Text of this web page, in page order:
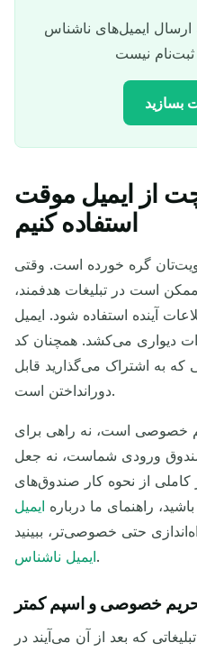
ایمیل‌های ناشناس
بسازید
کپی
حذف انتخاب شده
در 15 ثانیه
فرستنده
از ایمیل موقت
استفاده کنیم
گره خورده است. وقتی
است در تبلیغات هدفمند،
آینده استفاده شود. ایمیل
دیواری می‌کشد. همچنان کد
که به اشتراک می‌گذارید قابل
دورانداختن است.
خصوصی است، نه راهی برای
ورودی شماست، نه جعل
از نحوه کار صندوق‌های
راهنمای ما درباره ایمیل
حتی خصوصی‌تر، ببینید
ایمیل ناشناس.
خصوصی و اسپم کمتر
که بعد از آن می‌آیند در